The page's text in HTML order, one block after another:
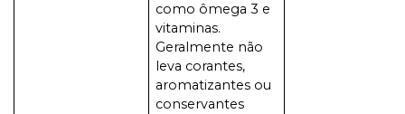
como ômega 3 e
vitaminas.
Geralmente não
leva corantes,
aromatizantes ou
conservantes